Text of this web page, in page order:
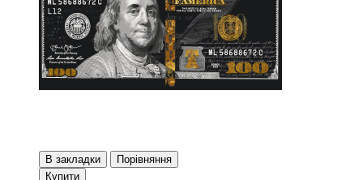
В закладки
Порівняння
Купити